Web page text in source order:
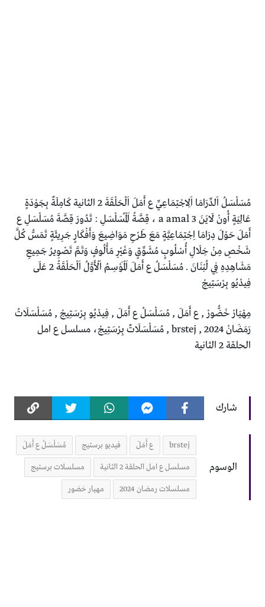
مُسَلْسَلُ اَلدِّرَامَا اَلِاجْتِمَاعِيِّ ع أَمَلَ اَلْحَلْقَةَ 2 الثانية كَامِلَةٌ بِجَوْدَةٍ
عَالِيَةٍ أُونْ لَايَنَ 3 a amal ، قِصَّةُ اَلْمُسَلْسَلِ : تَدُورَ قِصَّةَ مُسَلْسَلِ ع
أَمَلَ حَوْلَ دِرَامَا اِجْتِمَاعِيَّةٍ مَعَ طَرْحِ مَوَاضِيعَ وَأَفْكَارٍ جَرِيئَةٍ تَمَسُّ كُلَّ
شَخْصِ مِنْ خِلَالِ أُسْلُوبٍ مُشَوِّقٍ وَغَيْرِ مَأْلُوفٍ وَتَمَّ تَصْوِيرُ جَمِيعِ
مَشَاهِدِهِ فِي لُبْنَانَ . مُسَلْسَلُ ع أَمَلَ اَلْمَوْسِمُ اَلْأَوَّلُ اَلْحَلْقَةُ 2 عَلَى
فِيدْيُو بِرْسَتِيجْ
مِهْيَارْ خَضُّورْ , ع أَمَلَ , مُسَلْسَلُ ع أَمَلَ , فِيدْيُو بِرْسَتِيجْ , مُسَلْسَلَاتُ
رَمَضَانْ 2024 , brstej , مُسَلْسَلَاتٌ بِرْسَتِيجْ، مسلسل ع امل
الحلقة 2 الثانية
شارك
الوسوم
brstej ع أَمَلَ فيديو برستيج مُسَلْسَلُ ع أَمَلَ
مسلسل ع امل الحلقة 2 الثانية مسلسلات برستيج
مسلسلات رمضان 2024 مهيار خضور